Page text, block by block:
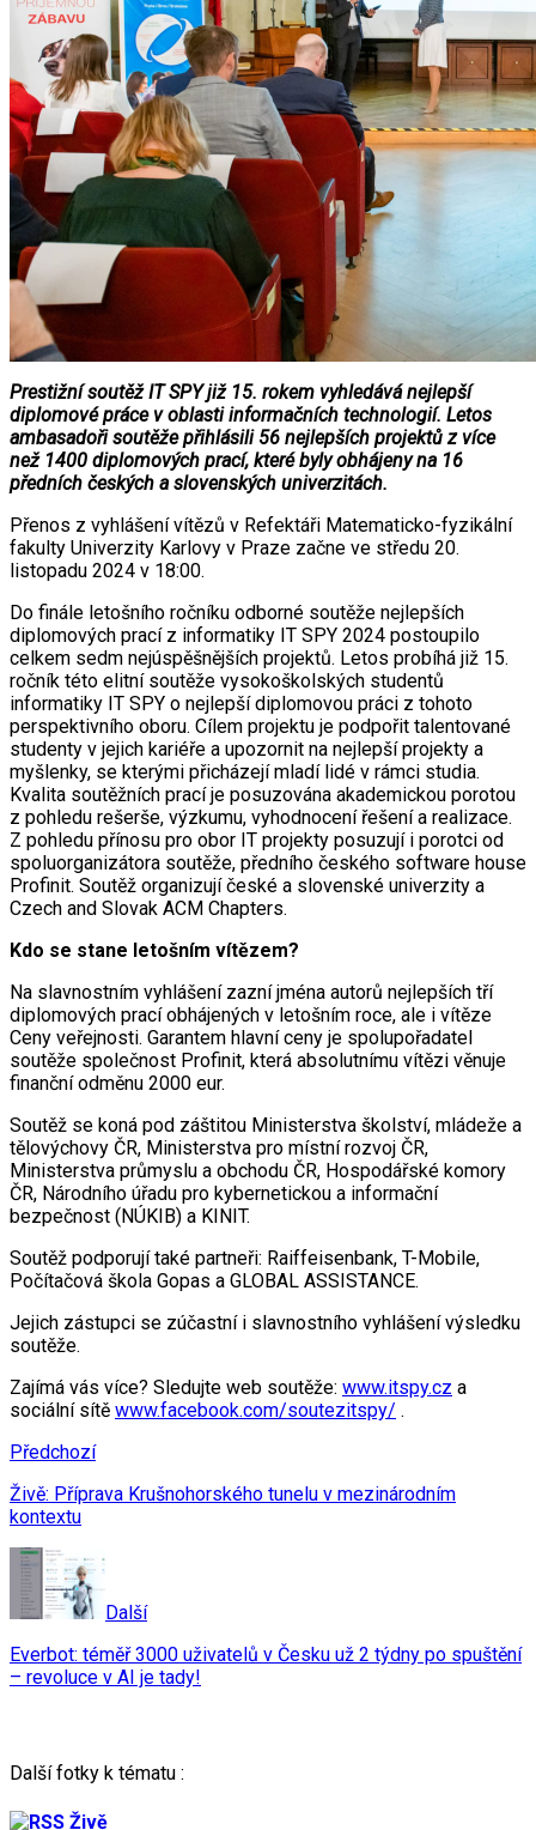
Prestižní soutěž IT SPY již 15. rokem vyhledává nejlepší
diplomové práce v oblasti informačních technologií. Letos
ambasadoři soutěže přihlásili 56 nejlepších projektů z více
než 1400 diplomových prací, které byly obhájeny na 16
předních českých a slovenských univerzitách.
Přenos z vyhlášení vítězů v Refektáři Matematicko-fyzikální
fakulty Univerzity Karlovy v Praze začne ve středu 20.
listopadu 2024 v 18:00.
Do finále letošního ročníku odborné soutěže nejlepších
diplomových prací z informatiky IT SPY 2024 postoupilo
celkem sedm nejúspěšnějších projektů. Letos probíhá již 15.
ročník této elitní soutěže vysokoškolských studentů
informatiky IT SPY o nejlepší diplomovou práci z tohoto
perspektivního oboru. Cílem projektu je podpořit talentované
studenty v jejich kariéře a upozornit na nejlepší projekty a
myšlenky, se kterými přicházejí mladí lidé v rámci studia.
Kvalita soutěžních prací je posuzována akademickou porotou
z pohledu rešerše, výzkumu, vyhodnocení řešení a realizace.
Z pohledu přínosu pro obor IT projekty posuzují i porotci od
spoluorganizátora soutěže, předního českého software house
Profinit. Soutěž organizují české a slovenské univerzity a
Czech and Slovak ACM Chapters.
Kdo se stane letošním vítězem?
Na slavnostním vyhlášení zazní jména autorů nejlepších tří
diplomových prací obhájených v letošním roce, ale i vítěze
Ceny veřejnosti. Garantem hlavní ceny je spolupořadatel
soutěže společnost Profinit, která absolutnímu vítězi věnuje
finanční odměnu 2000 eur.
Soutěž se koná pod záštitou Ministerstva školství, mládeže a
tělovýchovy ČR, Ministerstva pro místní rozvoj ČR,
Ministerstva průmyslu a obchodu ČR, Hospodářské komory
ČR, Národního úřadu pro kybernetickou a informační
bezpečnost (NÚKIB) a KINIT.
Soutěž podporují také partneři: Raiffeisenbank, T-Mobile,
Počítačová škola Gopas a GLOBAL ASSISTANCE.
Jejich zástupci se zúčastní i slavnostního vyhlášení výsledku
soutěže.
Zajímá vás více? Sledujte web soutěže: www.itspy.cz a
sociální sítě www.facebook.com/soutezitspy/ .
Předchozí
Živě: Příprava Krušnohorského tunelu v mezinárodním
kontextu
Další
Everbot: téměř 3000 uživatelů v Česku už 2 týdny po spuštění
– revoluce v AI je tady!
Další fotky k tématu :
Živě